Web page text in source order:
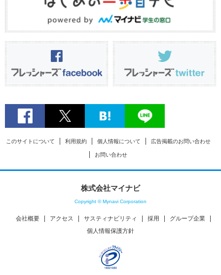
このサイトについて 利用規約 個人情報について 広告掲載のお問い合わせ
お問い合わせ
株式会社マイナビ
Copyright © Mynavi Corporation
会社概要 アクセス サスティナビリティ 採用
グループ企業
個人情報保護方針